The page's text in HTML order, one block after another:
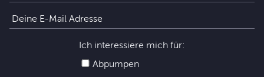
Ich interessiere mich für:
Abpumpen